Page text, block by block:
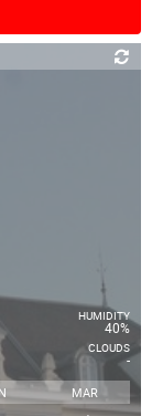
HUMIDITY
40%
CLOUDS
-
MAR